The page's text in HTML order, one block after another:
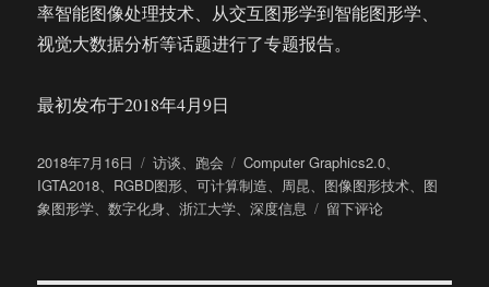
率智能图像处理技术、从交互图形学到智能图形学、
视觉大数据分析等话题进行了专题报告。
最初发布于2018年4月9日
发
布
于
2018年7月16日
分
类
访谈、 跑会
标
签
Computer Graphics2.0、
IGTA2018、 RGBD图形、可计算制造、 周昆、 图像图形技术、 图
象图形学、数字化身、浙江大学、深度信息
于
大
留下评论